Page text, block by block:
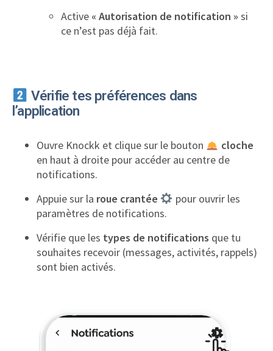
Active « Autorisation de notification » si
ce n’est pas déjà fait.
Vérifie tes préférences dans
l’application
Ouvre Knockk et clique sur le bouton
cloche
en haut à droite pour accéder au centre de
notifications.
Appuie sur la roue crantée
pour ouvrir les
paramètres de notifications.
Vérifie que les types de notifications que tu
souhaites recevoir (messages, activités, rappels)
sont bien activés.